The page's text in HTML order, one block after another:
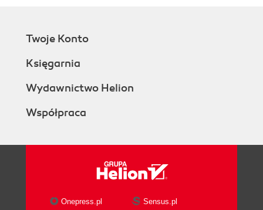
Twoje Konto
Księgarnia
Wydawnictwo Helion
Współpraca
Onepress.pl
Sensus.pl